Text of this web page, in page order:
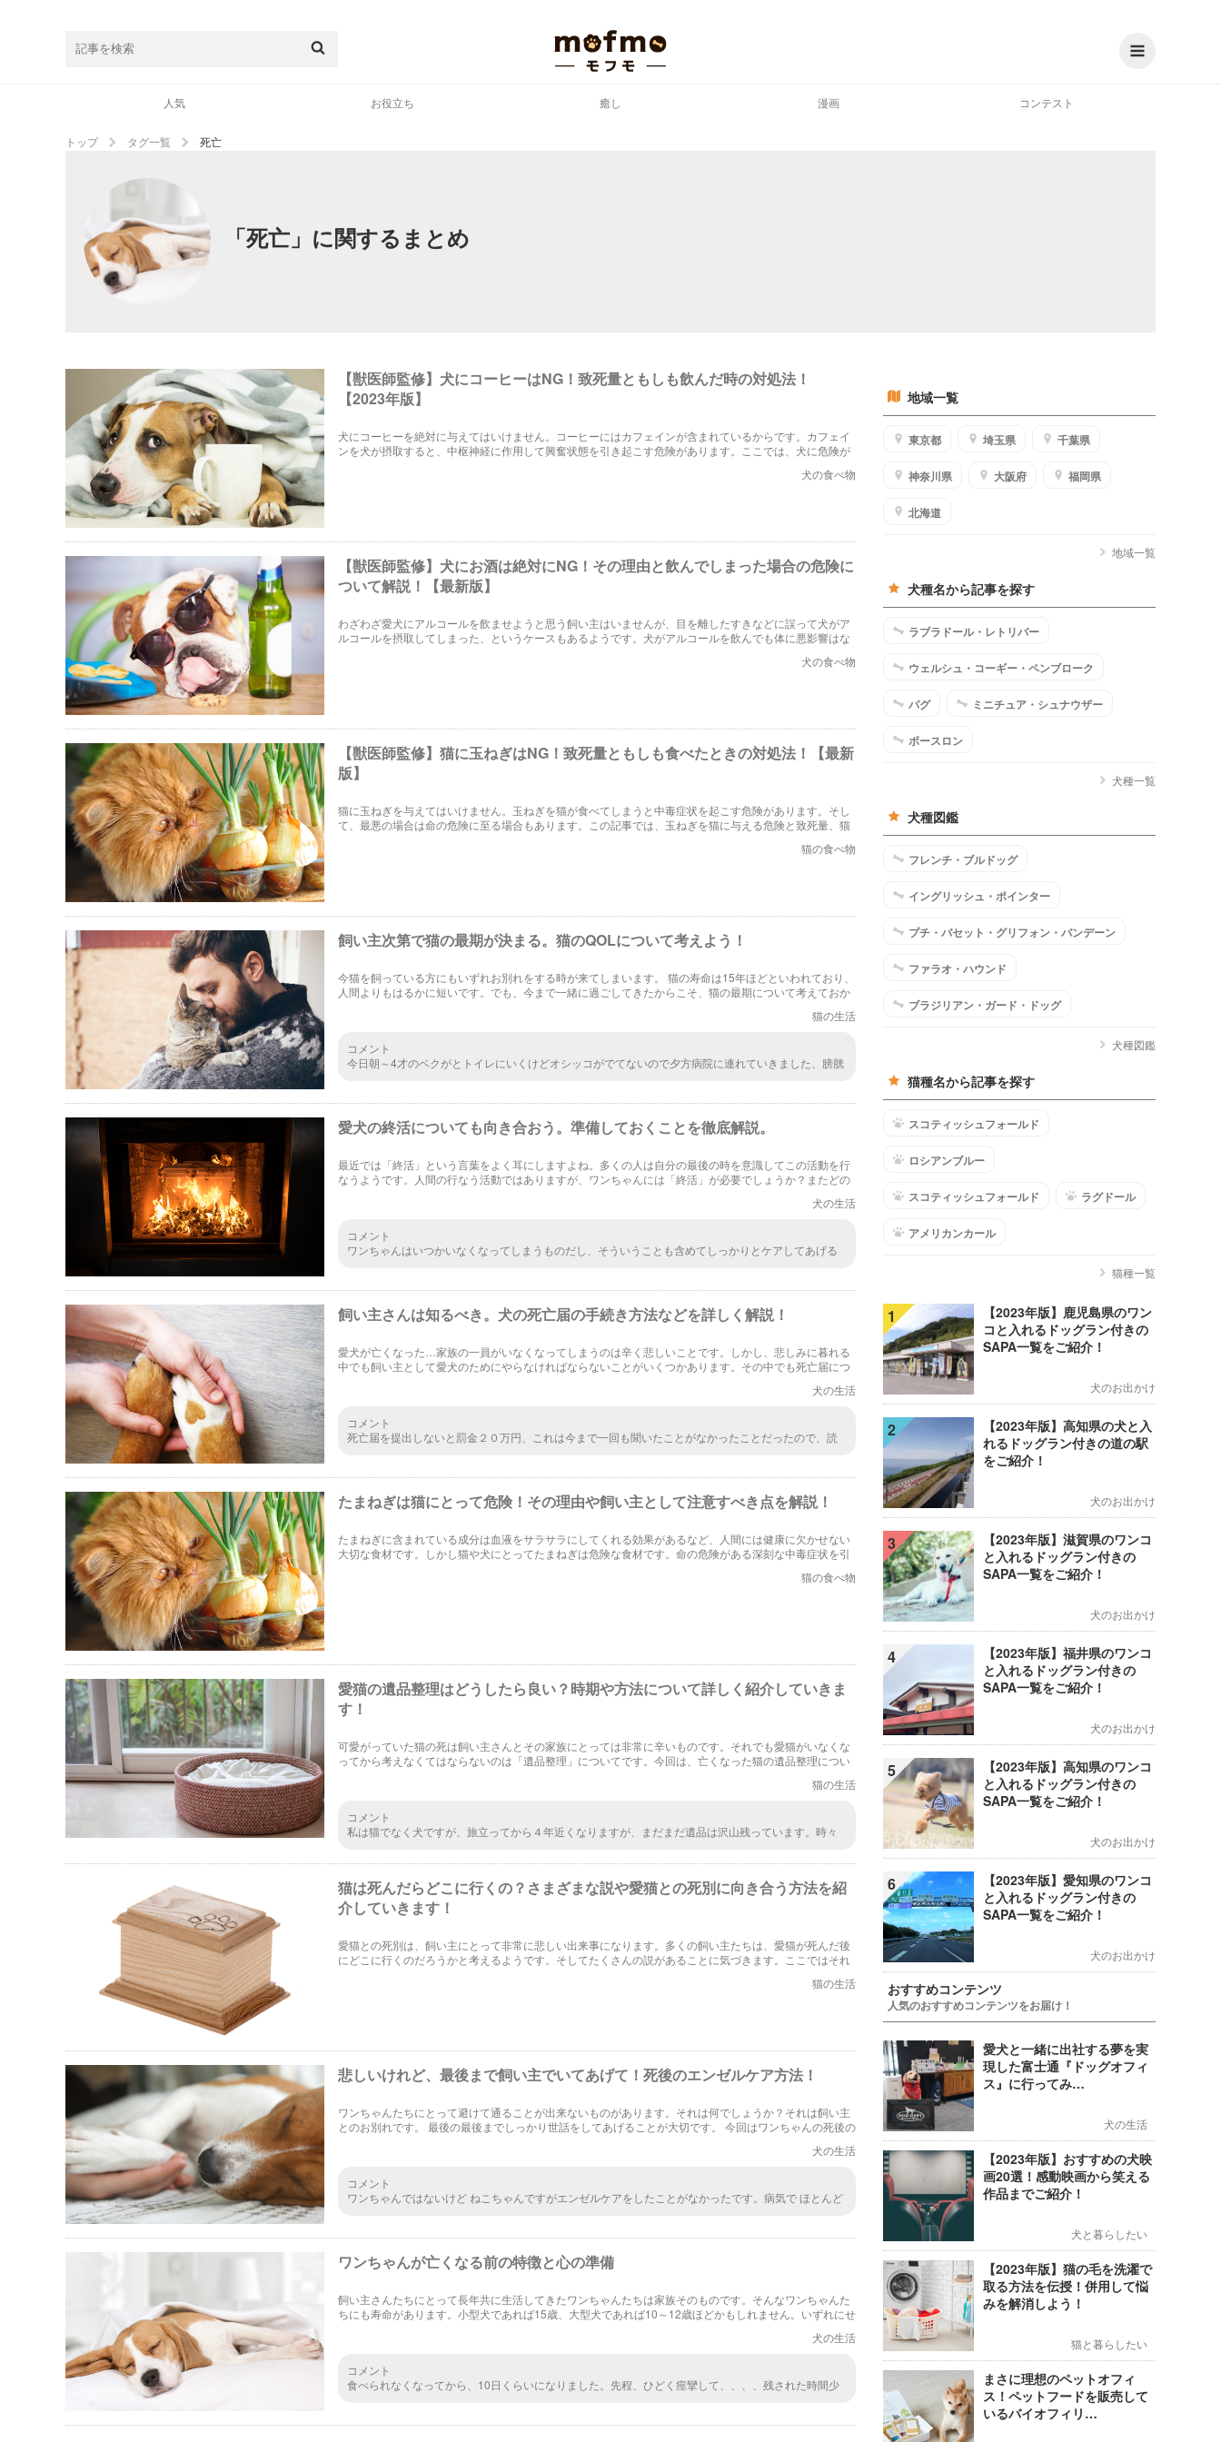
人気 お役立ち 癒し 漫画 コンテスト
トップ タグ一覧 死亡
「死亡」に関するまとめ
【獣医師監修】犬にコーヒーはNG！致死量ともしも飲んだ時の対処法！
【2023年版】
犬にコーヒーを絶対に与えてはいけません。コーヒーにはカフェインが含まれているからです。カフェイ
ンを犬が摂取すると、中枢神経に作用して興奮状態を引き起こす危険があります。ここでは、犬に危険が
犬の食べ物
【獣医師監修】犬にお酒は絶対にNG！その理由と飲んでしまった場合の危険に
ついて解説！【最新版】
わざわざ愛犬にアルコールを飲ませようと思う飼い主はいませんが、目を離したすきなどに誤って犬がア
ルコールを摂取してしまった、というケースもあるようです。犬がアルコールを飲んでも体に悪影響はな
犬の食べ物
【獣医師監修】猫に玉ねぎはNG！致死量ともしも食べたときの対処法！【最新
版】
猫に玉ねぎを与えてはいけません。玉ねぎを猫が食べてしまうと中毒症状を起こす危険があります。そし
て、最悪の場合は命の危険に至る場合もあります。この記事では、玉ねぎを猫に与える危険と致死量、猫
猫の食べ物
飼い主次第で猫の最期が決まる。猫のQOLについて考えよう！
今猫を飼っている方にもいずれお別れをする時が来てしまいます。 猫の寿命は15年ほどといわれており、
人間よりもはるかに短いです。でも、今まで一緒に過ごしてきたからこそ、猫の最期について考えておか
猫の生活
コメント
今日朝～4才のベクがとトイレにいくけどオシッコがでてないので夕方病院に連れていきました、膀胱
愛犬の終活についても向き合おう。準備しておくことを徹底解説。
最近では「終活」という言葉をよく耳にしますよね。多くの人は自分の最後の時を意識してこの活動を行
なうようです。人間の行なう活動ではありますが、ワンちゃんには「終活」が必要でしょうか？またどの
犬の生活
コメント
ワンちゃんはいつかいなくなってしまうものだし、そういうことも含めてしっかりとケアしてあげる
ね。
飼い主さんは知るべき。犬の死亡届の手続き方法などを詳しく解説！
愛犬が亡くなった…家族の一員がいなくなってしまうのは辛く悲しいことです。しかし、悲しみに暮れる
中でも飼い主として愛犬のためにやらなければならないことがいくつかあります。その中でも死亡届につ
犬の生活
コメント
死亡届を提出しないと罰金２０万円、これは今まで一回も聞いたことがなかったことだったので、読
たまねぎは猫にとって危険！その理由や飼い主として注意すべき点を解説！
たまねぎに含まれている成分は血液をサラサラにしてくれる効果があるなど、人間には健康に欠かせない
大切な食材です。しかし猫や犬にとってたまねぎは危険な食材です。命の危険がある深刻な中毒症状を引
猫の食べ物
愛猫の遺品整理はどうしたら良い？時期や方法について詳しく紹介していきま
す！
可愛がっていた猫の死は飼い主さんとその家族にとっては非常に辛いものです。それでも愛猫がいなくな
ってから考えなくてはならないのは「遺品整理」についてです。今回は、亡くなった猫の遺品整理につい
猫の生活
コメント
私は猫でなく犬ですが、旅立ってから４年近くなりますが、まだまだ遺品は沢山残っています。時々
す。18年4カ月、一緒に暮らしていた愛犬の物をそう簡単に処分出来ないが本心です。でもいつかは処
せず置いておくつもりです。
猫は死んだらどこに行くの？さまざまな説や愛猫との死別に向き合う方法を紹
介していきます！
愛猫との死別は、飼い主にとって非常に悲しい出来事になります。多くの飼い主たちは、愛猫が死んだ後
にどこに行くのだろうかと考えるようです。そしてたくさんの説があることに気づきます。ここではそれ
猫の生活
悲しいけれど、最後まで飼い主でいてあげて！死後のエンゼルケア方法！
ワンちゃんたちにとって避けて通ることが出来ないものがあります。それは何でしょうか？それは飼い主
とのお別れです。 最後の最後までしっかり世話をしてあげることが大切です。 今回はワンちゃんの死後の
犬の生活
コメント
ワンちゃんではないけど ねこちゃんですがエンゼルケアをしたことがなかったです。病気で ほとんど
を少し曲げたりして自然な形にしてあげたいと思います。お水は使わないほうがいいとか知らなかっ
たので 勉強になりました。ありがとうございます。
ワンちゃんが亡くなる前の特徴と心の準備
飼い主さんたちにとって長年共に生活してきたワンちゃんたちは家族そのものです。そんなワンちゃんた
ちにも寿命があります。小型犬であれば15歳、大型犬であれば10～12歳ほどかもしれません。いずれにせ
犬の生活
コメント
食べられなくなってから、10日くらいになりました。先程、ひどく痙攣して、、、、残された時間少
地域一覧
東京都 埼玉県 千葉県
神奈川県 大阪府 福岡県
北海道
地域一覧
犬種名から記事を探す
ラブラドール・レトリバー
ウェルシュ・コーギー・ペンブローク
パグ ミニチュア・シュナウザー
ボースロン
犬種一覧
犬種図鑑
フレンチ・ブルドッグ
イングリッシュ・ポインター
プチ・バセット・グリフォン・バンデーン
ファラオ・ハウンド
ブラジリアン・ガード・ドッグ
犬種図鑑
猫種名から記事を探す
スコティッシュフォールド
ロシアンブルー
スコティッシュフォールド ラグドール
アメリカンカール
猫種一覧
1
【2023年版】鹿児島県のワン
コと入れるドッグラン付きの
SAPA一覧をご紹介！
犬のお出かけ
2
【2023年版】高知県の犬と入
れるドッグラン付きの道の駅
をご紹介！
犬のお出かけ
3
【2023年版】滋賀県のワンコ
と入れるドッグラン付きの
SAPA一覧をご紹介！
犬のお出かけ
4
【2023年版】福井県のワンコ
と入れるドッグラン付きの
SAPA一覧をご紹介！
犬のお出かけ
5
【2023年版】高知県のワンコ
と入れるドッグラン付きの
SAPA一覧をご紹介！
犬のお出かけ
6
【2023年版】愛知県のワンコ
と入れるドッグラン付きの
SAPA一覧をご紹介！
犬のお出かけ
おすすめコンテンツ
人気のおすすめコンテンツをお届け！
愛犬と一緒に出社する夢を実
現した富士通『ドッグオフィ
ス』に行ってみ…
犬の生活
【2023年版】おすすめの犬映
画20選！感動映画から笑える
作品までご紹介！
犬と暮らしたい
【2023年版】猫の毛を洗濯で
取る方法を伝授！併用して悩
みを解消しよう！
猫と暮らしたい
まさに理想のペットオフィ
ス！ペットフードを販売して
いるバイオフィリ…